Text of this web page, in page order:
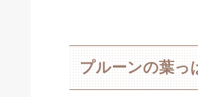
プルーンの葉っ